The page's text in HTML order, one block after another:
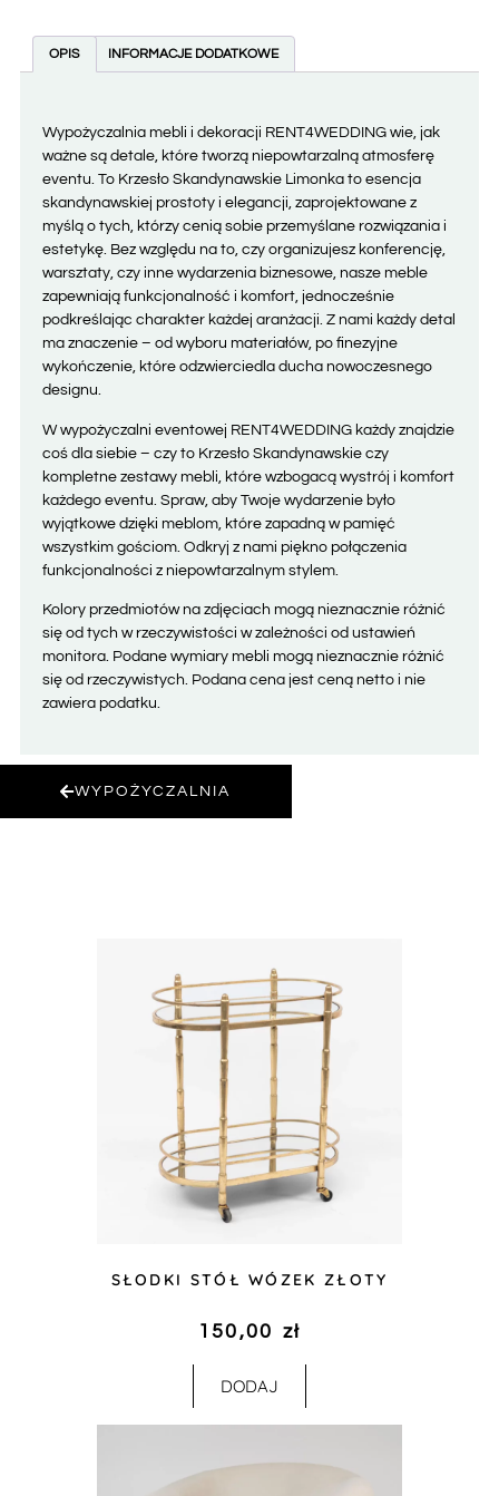
OPIS INFORMACJE DODATKOWE
Wypożyczalnia mebli i dekoracji RENT4WEDDING wie, jak
ważne są detale, które tworzą niepowtarzalną atmosferę
eventu. To Krzesło Skandynawskie Limonka to esencja
skandynawskiej prostoty i elegancji, zaprojektowane z
myślą o tych, którzy cenią sobie przemyślane rozwiązania i
estetykę. Bez względu na to, czy organizujesz konferencję,
warsztaty, czy inne wydarzenia biznesowe, nasze meble
zapewniają funkcjonalność i komfort, jednocześnie
podkreślając charakter każdej aranżacji. Z nami każdy detal
ma znaczenie – od wyboru materiałów, po finezyjne
wykończenie, które odzwierciedla ducha nowoczesnego
designu.
W wypożyczalni eventowej RENT4WEDDING każdy znajdzie
coś dla siebie – czy to Krzesło Skandynawskie czy
kompletne zestawy mebli, które wzbogacą wystrój i komfort
każdego eventu. Spraw, aby Twoje wydarzenie było
wyjątkowe dzięki meblom, które zapadną w pamięć
wszystkim gościom. Odkryj z nami piękno połączenia
funkcjonalności z niepowtarzalnym stylem.
Kolory przedmiotów na zdjęciach mogą nieznacznie różnić
się od tych w rzeczywistości w zależności od ustawień
monitora. Podane wymiary mebli mogą nieznacznie różnić
się od rzeczywistych. Podana cena jest ceną netto i nie
zawiera podatku.
WYPOŻYCZALNIA
SŁODKI STÓŁ WÓZEK ZŁOTY
150,00 zł
DODAJ